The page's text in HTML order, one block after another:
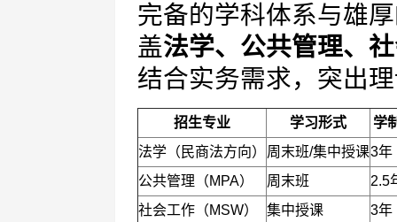
完备的学科体系与雄
盖法学、公共管理、
结合实务需求，突出
招生专业 学习形式
学
法学（民商法方向）
周末班/集中授课3年
公共管理（MPA）
周末班
2.5
社会工作（MSW）
集中授课 3年